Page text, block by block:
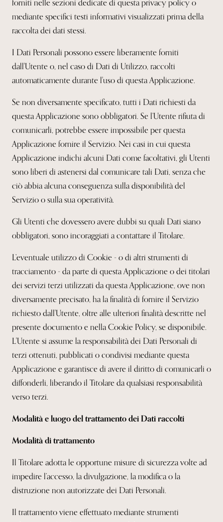
forniti nelle sezioni dedicate di questa privacy policy o
mediante specifici testi informativi visualizzati prima della
raccolta dei dati stessi.
I Dati Personali possono essere liberamente forniti
dall'Utente o, nel caso di Dati di Utilizzo, raccolti
automaticamente durante l'uso di questa Applicazione.
Se non diversamente specificato, tutti i Dati richiesti da
questa Applicazione sono obbligatori. Se l’Utente rifiuta di
comunicarli, potrebbe essere impossibile per questa
Applicazione fornire il Servizio. Nei casi in cui questa
Applicazione indichi alcuni Dati come facoltativi, gli Utenti
sono liberi di astenersi dal comunicare tali Dati, senza che
ciò abbia alcuna conseguenza sulla disponibilità del
Servizio o sulla sua operatività.
Gli Utenti che dovessero avere dubbi su quali Dati siano
obbligatori, sono incoraggiati a contattare il Titolare.
L’eventuale utilizzo di Cookie - o di altri strumenti di
tracciamento - da parte di questa Applicazione o dei titolari
dei servizi terzi utilizzati da questa Applicazione, ove non
diversamente precisato, ha la finalità di fornire il Servizio
richiesto dall'Utente, oltre alle ulteriori finalità descritte nel
presente documento e nella Cookie Policy, se disponibile.
L'Utente si assume la responsabilità dei Dati Personali di
terzi ottenuti, pubblicati o condivisi mediante questa
Applicazione e garantisce di avere il diritto di comunicarli o
diffonderli, liberando il Titolare da qualsiasi responsabilità
verso terzi.
Modalità e luogo del trattamento dei Dati raccolti
Modalità di trattamento
Il Titolare adotta le opportune misure di sicurezza volte ad
impedire l’accesso, la divulgazione, la modifica o la
distruzione non autorizzate dei Dati Personali.
Il trattamento viene effettuato mediante strumenti